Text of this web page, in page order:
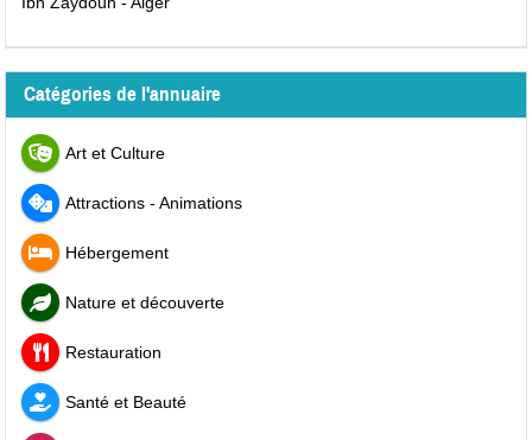
Catégories de l'annuaire
Art et Culture
Attractions - Animations
Hébergement
Nature et découverte
Restauration
Santé et Beauté